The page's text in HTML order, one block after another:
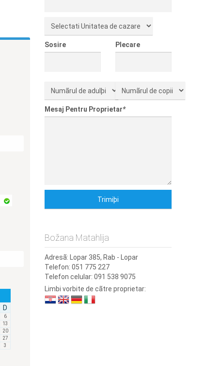
D
6
13
20
27
3
Sosire Plecare
Mesaj Pentru Proprietar*
Božana Matahlija
Adresã:
Lopar 385, Rab - Lopar
Telefon: 051 775 227
Telefon celular: 091 538 9075
Limbi vorbite de cãtre proprietar: